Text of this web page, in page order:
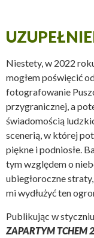
Niestety, w 2022
mogłem poświęcić
fotografowanie
przygranicznej, a
świadomością
scenerią, w której
piękne i podniosłe.
tym względem o
ubiegłoroczne
mi wydłużyć ten
Publikując w
ZAPARTYM TCHEM